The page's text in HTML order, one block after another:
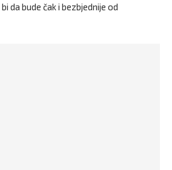
da bude čak i bezbjednije od